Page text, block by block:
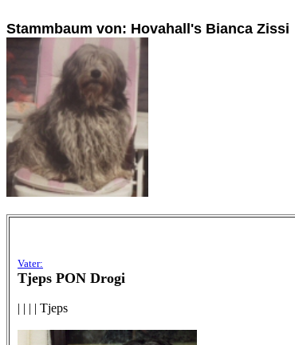
Stammbaum von: Hovahall's Bianca Zissi
Vater:
Tjeps PON Drogi
| | | | Tjeps